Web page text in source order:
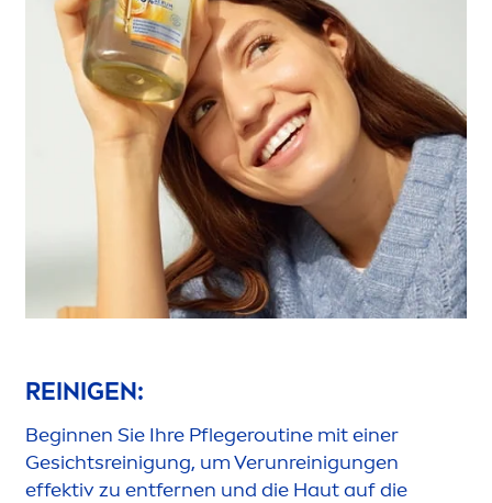
REINIGEN:
Beginnen Sie Ihre Pflegeroutine mit einer
Gesichtsreinigung, um Verunreinigungen
effektiv zu entfernen und die Haut auf die